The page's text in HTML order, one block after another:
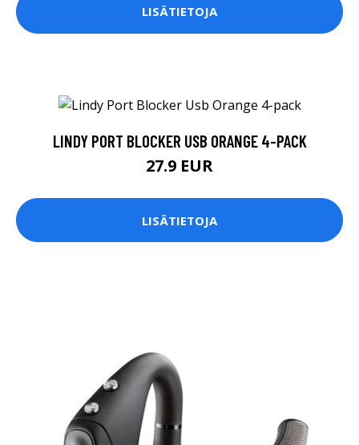
LISÄTIETOJA
LINDY PORT BLOCKER USB ORANGE 4-PACK
27.9 EUR
LISÄTIETOJA